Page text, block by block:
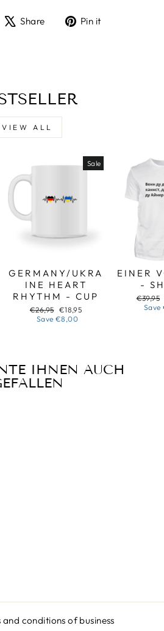
ShareShare
TweetPin it
VIEW ALL
Sale
GERMANY/UKRA
INE HEART
RHYTHM - CUP
Regular
price
€26,95 Sale
price
€18,95
Save€8,00
EINER
-
Regular
price
€39,95
Save
IHNEN AUCH
conditions of business